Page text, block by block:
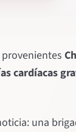
provenientes
cardíacas
una